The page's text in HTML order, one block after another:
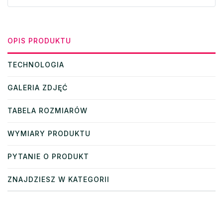
OPIS PRODUKTU
TECHNOLOGIA
GALERIA ZDJĘĆ
TABELA ROZMIARÓW
WYMIARY PRODUKTU
PYTANIE O PRODUKT
ZNAJDZIESZ W KATEGORII